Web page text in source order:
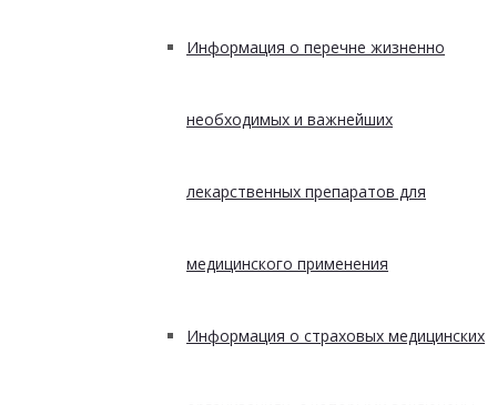
Информация о перечне жизненно
необходимых и важнейших
лекарственных препаратов для
медицинского применения
Информация о страховых медицинских